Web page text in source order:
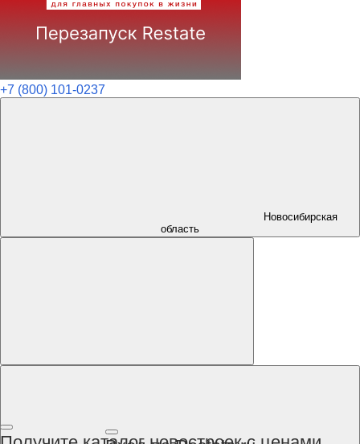
+7 (800) 101-0237
Новосибирская
область